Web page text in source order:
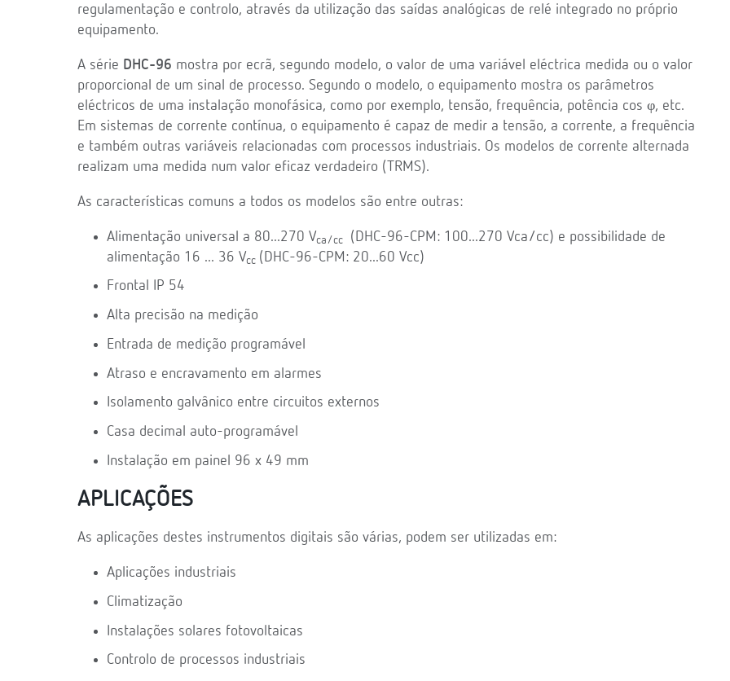
regulamentação e controlo, através da utilização das saídas analógicas de relé integrado no próprio
equipamento.
A série DHC-96 mostra por ecrã, segundo modelo, o valor de uma variável eléctrica medida ou o valor
proporcional de um sinal de processo. Segundo o modelo, o equipamento mostra os parâmetros
eléctricos de uma instalação monofásica, como por exemplo, tensão, frequência, potência cos φ, etc.
Em sistemas de corrente contínua, o equipamento é capaz de medir a tensão, a corrente, a frequência
e também outras variáveis relacionadas com processos industriais. Os modelos de corrente alternada
realizam uma medida num valor eficaz verdadeiro (TRMS).
As características comuns a todos os modelos são entre outras:
Alimentação universal a 80...270 Vca/cc
(DHC-96-CPM: 100...270 Vca/cc) e possibilidade de
alimentação 16 ... 36 Vcc (DHC-96-CPM: 20...60 Vcc)
Frontal IP 54
Alta precisão na medição
Entrada de medição programável
Atraso e encravamento em alarmes
Isolamento galvânico entre circuitos externos
Casa decimal auto-programável
Instalação em painel 96 x 49 mm
APLICAÇÕES
As aplicações destes instrumentos digitais são várias, podem ser utilizadas em:
Aplicações industriais
Climatização
Instalações solares fotovoltaicas
Controlo de processos industriais